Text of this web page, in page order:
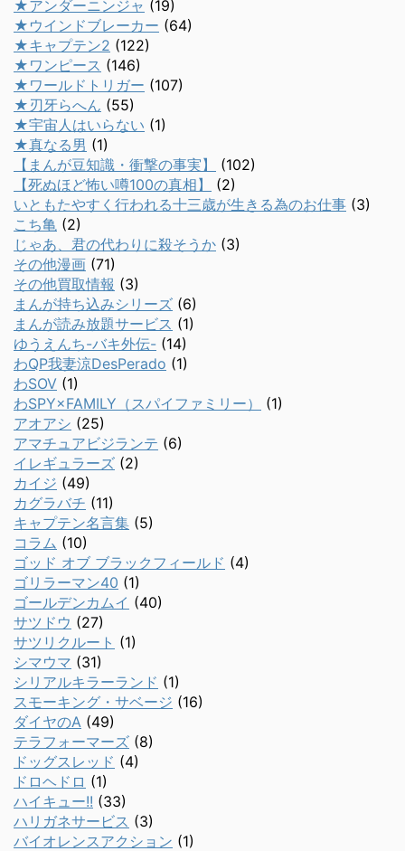
★アンダーニンジャ (19)
★ウインドブレーカー (64)
★キャプテン2 (122)
★ワンピース (146)
★ワールドトリガー (107)
★刃牙らへん (55)
★宇宙人はいらない (1)
★真なる男 (1)
【まんが豆知識・衝撃の事実】
(102)
【死ぬほど怖い噂100の真相】
(2)
いともたやすく行われる十三歳が生きる為のお仕事 (3)
こち亀 (2)
じゃあ、君の代わりに殺そうか (3)
その他漫画 (71)
その他買取情報 (3)
まんが持ち込みシリーズ (6)
まんが読み放題サービス (1)
ゆうえんち-バキ外伝- (14)
わQP我妻涼DesPerado (1)
わSOV (1)
わSPY×FAMILY（スパイファミリー）
(1)
アオアシ (25)
アマチュアビジランテ (6)
イレギュラーズ (2)
カイジ (49)
カグラバチ (11)
キャプテン名言集 (5)
コラム (10)
ゴッド オブ ブラックフィールド (4)
ゴリラーマン40 (1)
ゴールデンカムイ (40)
サツドウ (27)
サツリクルート (1)
シマウマ (31)
シリアルキラーランド (1)
スモーキング・サベージ (16)
ダイヤのA (49)
テラフォーマーズ (8)
ドッグスレッド (4)
ドロヘドロ (1)
ハイキュー!! (33)
ハリガネサービス (3)
バイオレンスアクション (1)